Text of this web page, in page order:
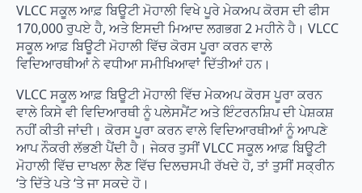
VLCC ਸਕੂਲ ਆਫ਼ ਬਿਊਟੀ ਮੋਹਾਲੀ ਵਿਖੇ ਪੂਰੇ ਮੇਕਅਪ ਕੋਰਸ ਦੀ ਫੀਸ
170,000 ਰੁਪਏ ਹੈ, ਅਤੇ ਇਸਦੀ ਮਿਆਦ ਲਗਭਗ 2 ਮਹੀਨੇ ਹੈ। VLCC
ਸਕੂਲ ਆਫ਼ ਬਿਊਟੀ ਮੋਹਾਲੀ ਵਿੱਚ ਕੋਰਸ ਪੂਰਾ ਕਰਨ ਵਾਲੇ
ਵਿਦਿਆਰਥੀਆਂ ਨੇ ਵਧੀਆ ਸਮੀਖਿਆਵਾਂ ਦਿੱਤੀਆਂ ਹਨ।
VLCC ਸਕੂਲ ਆਫ਼ ਬਿਊਟੀ ਮੋਹਾਲੀ ਵਿੱਚ ਮੇਕਅਪ ਕੋਰਸ ਪੂਰਾ ਕਰਨ
ਵਾਲੇ ਕਿਸੇ ਵੀ ਵਿਦਿਆਰਥੀ ਨੂੰ ਪਲੇਸਮੈਂਟ ਅਤੇ ਇੰਟਰਨਸ਼ਿਪ ਦੀ ਪੇਸ਼ਕਸ਼
ਨਹੀਂ ਕੀਤੀ ਜਾਂਦੀ। ਕੋਰਸ ਪੂਰਾ ਕਰਨ ਵਾਲੇ ਵਿਦਿਆਰਥੀਆਂ ਨੂੰ ਆਪਣੇ
ਆਪ ਨੌਕਰੀ ਲੱਭਣੀ ਪੈਂਦੀ ਹੈ। ਜੇਕਰ ਤੁਸੀਂ VLCC ਸਕੂਲ ਆਫ਼ ਬਿਊਟੀ
ਮੋਹਾਲੀ ਵਿੱਚ ਦਾਖਲਾ ਲੈਣ ਵਿੱਚ ਦਿਲਚਸਪੀ ਰੱਖਦੇ ਹੋ, ਤਾਂ ਤੁਸੀਂ ਸਕ੍ਰੀਨ
‘ਤੇ ਦਿੱਤੇ ਪਤੇ ‘ਤੇ ਜਾ ਸਕਦੇ ਹੋ।